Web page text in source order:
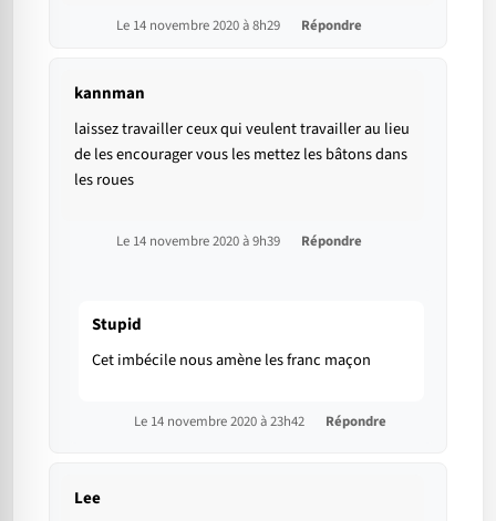
Le 14 novembre 2020 à 8h29 Répondre
kannman
laissez travailler ceux qui veulent travailler au lieu
de les encourager vous les mettez les bâtons dans
les roues
Le 14 novembre 2020 à 9h39 Répondre
Stupid
Cet imbécile nous amène les franc maçon
Le 14 novembre 2020 à 23h42 Répondre
Lee